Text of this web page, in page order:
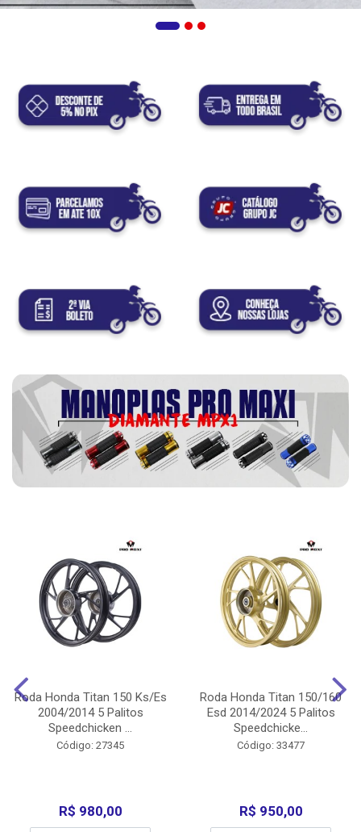
Roda Honda Titan 150 Ks/Es
2004/2014 5 Palitos
Speedchicken ...
Código: 27345
R$ 980,00
Roda Honda Titan 150/160
Esd 2014/2024 5 Palitos
Speedchicke...
Código: 33477
R$ 950,00